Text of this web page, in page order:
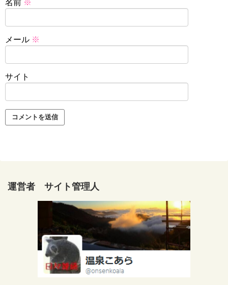
名前 ※
メール ※
サイト
運営者 サイト管理人